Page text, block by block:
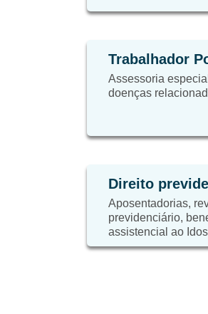
Trabalhador
Assessoria
doenças
Direito
Aposentadorias,
previdenciário,
assistencial ao